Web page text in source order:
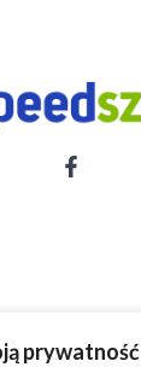
prywatność